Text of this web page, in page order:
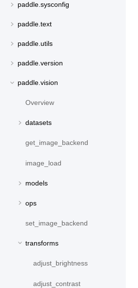
paddle.sysconfig
paddle.text
paddle.utils
paddle.version
paddle.vision
Overview
datasets
get_image_backend
image_load
models
ops
set_image_backend
transforms
adjust_brightness
adjust_contrast